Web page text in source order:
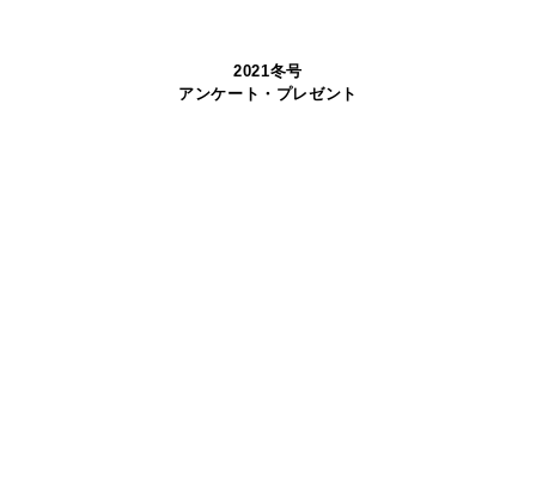
2021冬号
アンケート・プレゼント